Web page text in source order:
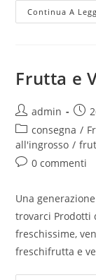
Continua A
Frutta e
admin
consegna /
all'ingrosso /
0 commenti
Una
trovarci Prodotti
freschissime,
freschifrutta e